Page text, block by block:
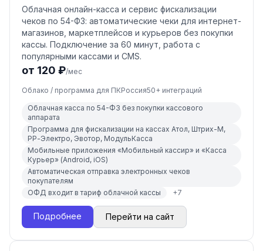
Облачная онлайн-касса и сервис фискализации
чеков по 54-ФЗ: автоматические чеки для интернет-
магазинов, маркетплейсов и курьеров без покупки
кассы. Подключение за 60 минут, работа с
популярными кассами и CMS.
от 120 ₽/мес
Облако / программа для ПКРоссия50+ интеграций
Облачная касса по 54-ФЗ без покупки кассового
аппарата
Программа для фискализации на кассах Атол, Штрих-М,
РР-Электро, Эвотор, МодульКасса
Мобильные приложения «Мобильный кассир» и «Касса
Курьер» (Android, iOS)
Автоматическая отправка электронных чеков
покупателям
ОФД входит в тариф облачной кассы
+7
Подробнее Перейти на сайт